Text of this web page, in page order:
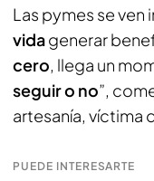
Las pymes se
vidagenerar
cero, llega un
seguir o no”,
artesanía, víctima
PUEDE INTERESARTE